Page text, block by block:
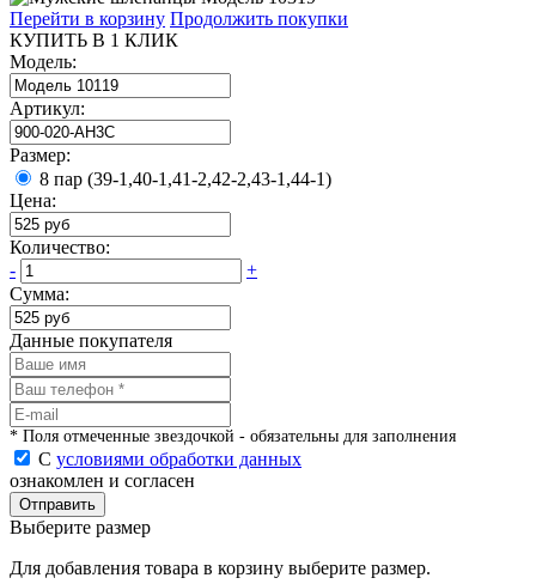
Перейти в корзину Продолжить покупки
КУПИТЬ В 1 КЛИК
Модель:
Артикул:
Размер:
8 пар (39-1,40-1,41-2,42-2,43-1,44-1)
Цена:
Количество:
-
+
Сумма:
Данные покупателя
* Поля отмеченные звездочкой - обязательны для заполнения
С условиями обработки данных
ознакомлен и согласен
Отправить
Выберите размер
Для добавления товара в корзину выберите размер.